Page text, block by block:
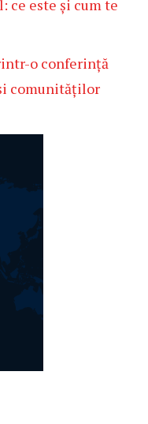
ce este și cum te
o conferință
comunităților